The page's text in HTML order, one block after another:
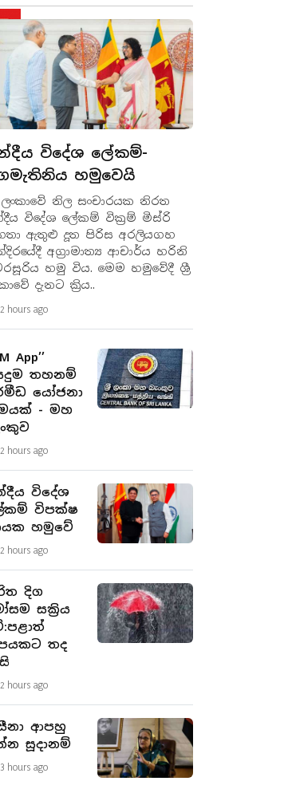
විදේශ ලේකම්-
හමුවෙයි
ලංකාවේ නිල සංචාරයක නිරත
විදේශ ලේකම් වික්‍රම් මිස්රි
ඇතුළු දූත පිරිස අරලියගහ
අග්‍රාමාත්‍ය ආචාර්ය හරිනි
හමු විය. මෙම හමුවේදී ශ්‍රී
දැනට ක්‍රිය..
2 hours ago
App’’
තහනම්
යෝජනා
- මහ
2 hours ago
විදේශ
විපක්ෂ
හමුවේ
2 hours ago
දිග
සක්‍රිය
තද
2 hours ago
ආපහු
සූදානම්
3 hours ago